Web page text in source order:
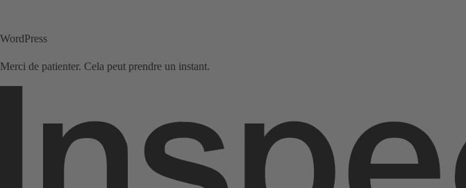
WordPress
Merci de patienter. Cela peut prendre un instant.